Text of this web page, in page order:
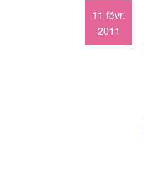
11 févr.
2011